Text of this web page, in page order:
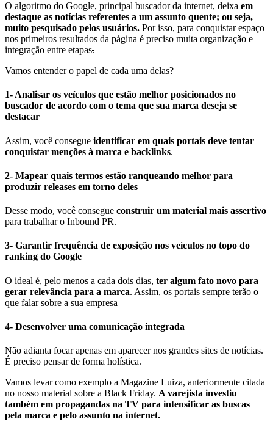
O algoritmo do Google, principal buscador da internet, deixa em
destaque as notícias referentes a um assunto quente; ou seja,
muito pesquisado pelos usuários. Por isso, para conquistar espaço
nos primeiros resultados da página é preciso muita organização e
integração entre etapas.
Vamos entender o papel de cada uma delas?
1- Analisar os veículos que estão melhor posicionados no
buscador de acordo com o tema que sua marca deseja se
destacar
Assim, você consegue identificar em quais portais deve tentar
conquistar menções à marca e backlinks.
2- Mapear quais termos estão ranqueando melhor para
produzir releases em torno deles
Desse modo, você consegue construir um material mais assertivo
para trabalhar o Inbound PR.
3- Garantir frequência de exposição nos veículos no topo do
ranking do Google
O ideal é, pelo menos a cada dois dias, ter algum fato novo para
gerar relevância para a marca. Assim, os portais sempre terão o
que falar sobre a sua empresa
4- Desenvolver uma comunicação integrada
Não adianta focar apenas em aparecer nos grandes sites de notícias.
É preciso pensar de forma holística.
Vamos levar como exemplo a Magazine Luiza, anteriormente citada
no nosso material sobre a Black Friday. A varejista investiu
também em propagandas na TV para intensificar as buscas
pela marca e pelo assunto na internet.